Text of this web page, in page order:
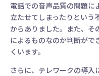
電話での音声品質の問題に
立たせてしまったりという
からありました。また、そ
によるものなのか判断がで
くいます。
さらに、テレワークの導